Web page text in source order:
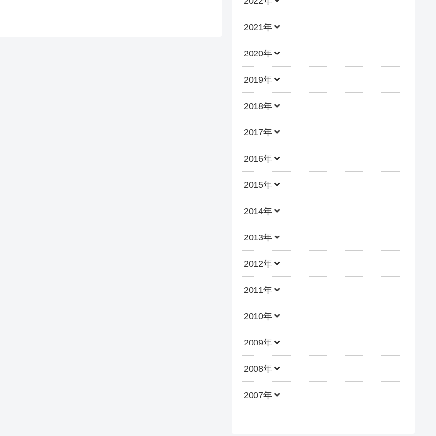
2021年
2020年
2019年
2018年
2017年
2016年
2015年
2014年
2013年
2012年
2011年
2010年
2009年
2008年
2007年